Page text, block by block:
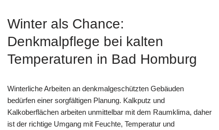
Winter als Chance:
Denkmalpflege bei kalten
Temperaturen in Bad Homburg
Winterliche Arbeiten an denkmalgeschützten Gebäuden
bedürfen einer sorgfältigen Planung. Kalkputz und
Kalkoberflächen arbeiten unmittelbar mit dem Raumklima, daher
ist der richtige Umgang mit Feuchte, Temperatur und